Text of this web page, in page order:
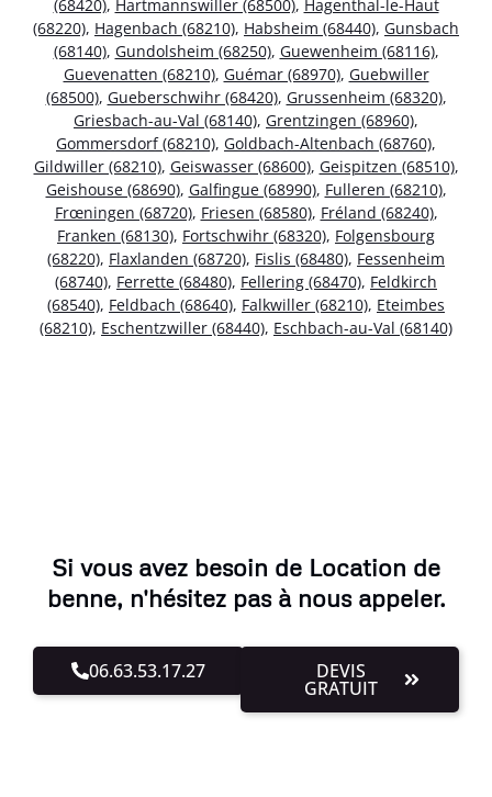
(68420), Hartmannswiller (68500), Hagenthal-le-Haut
(68220), Hagenbach (68210), Habsheim (68440), Gunsbach
(68140), Gundolsheim (68250), Guewenheim (68116),
Guevenatten (68210), Guémar (68970), Guebwiller
(68500), Gueberschwihr (68420), Grussenheim (68320),
Griesbach-au-Val (68140), Grentzingen (68960),
Gommersdorf (68210), Goldbach-Altenbach (68760),
Gildwiller (68210), Geiswasser (68600), Geispitzen (68510),
Geishouse (68690), Galfingue (68990), Fulleren (68210),
Frœningen (68720), Friesen (68580), Fréland (68240),
Franken (68130), Fortschwihr (68320), Folgensbourg
(68220), Flaxlanden (68720), Fislis (68480), Fessenheim
(68740), Ferrette (68480), Fellering (68470), Feldkirch
(68540), Feldbach (68640), Falkwiller (68210), Eteimbes
(68210), Eschentzwiller (68440), Eschbach-au-Val (68140)
Si vous avez besoin de Location de
benne, n'hésitez pas à nous appeler.
06.63.53.17.27 DEVIS
GRATUIT